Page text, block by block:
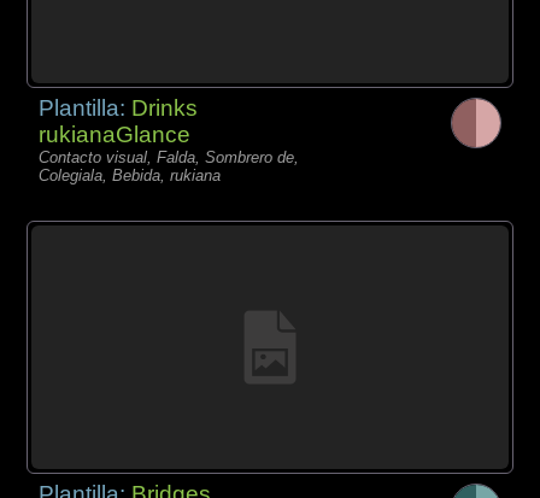
Plantilla: Drinks
rukianaGlance
Contacto visual, Falda, Sombrero de,
Colegiala, Bebida, rukiana